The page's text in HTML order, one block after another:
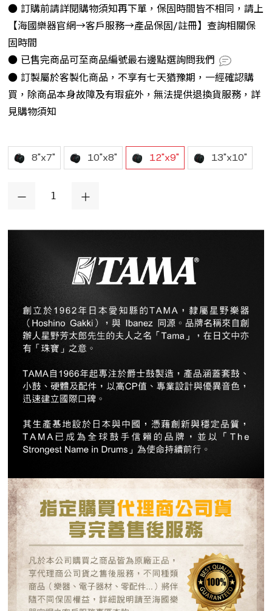
● 訂購前請詳閱購物須知再下單，保固時間皆不相同，請上
【海國樂器官網→客戶服務→產品保固/註冊】查詢相關保
固時間
● 已售完商品可至商品編號最右邊點選詢問我們
● 訂製屬於客製化商品，不享有七天猶豫期，一經確認購
買，除商品本身故障及有瑕疵外，無法提供退換貨服務，詳
見購物須知
8"x7" 10"x8" 12"x9" 13"x10"